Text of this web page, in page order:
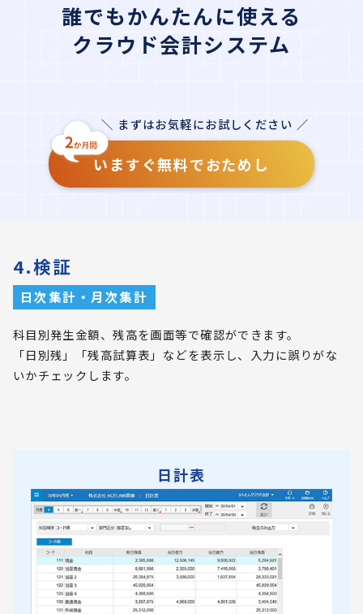
誰でもかんたんに使える
クラウド会計システム
＼ まずはお気軽にお試しください ／
いますぐ無料でおためし
4.検証
日次集計・月次集計
科目別発生金額、残高を画面等で確認ができます。
「日別残」「残高試算表」などを表示し、入力に誤りがな
いかチェックします。
日計表